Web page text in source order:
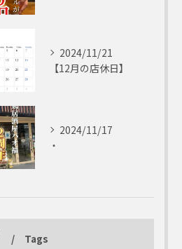
2024/11/21
【12月の店休日】
2024/11/17
・
Tags